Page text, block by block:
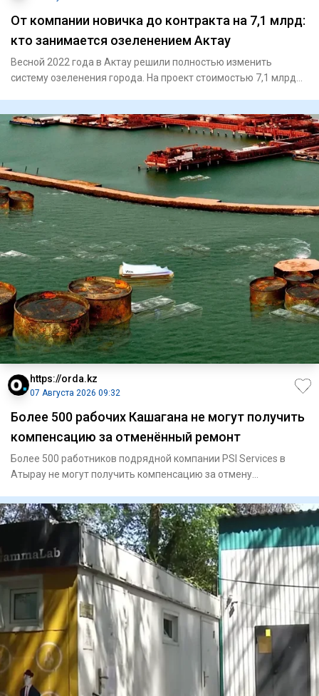
От компании новичка до контракта на 7,1 млрд:
кто занимается озеленением Актау
Весной 2022 года в Актау решили полностью изменить
систему озеленения города. На проект стоимостью 7,1 млрд
https://orda.kz
07 Августа 2026 09:32
Более 500 рабочих Кашагана не могут получить
компенсацию за отменённый ремонт
Более 500 работников подрядной компании PSI Services в
Атырау не могут получить компенсацию за отмену